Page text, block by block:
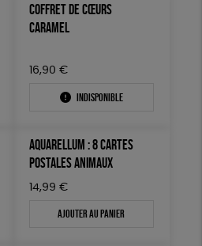
violet
Agriculture Biologique
Recyclé ESAT
COFFRET DE CŒURS
CARAMEL
16,90 €
Indisponible
AQUARELLUM : 8 CARTES
POSTALES ANIMAUX
14,99 €
Ajouter au panier